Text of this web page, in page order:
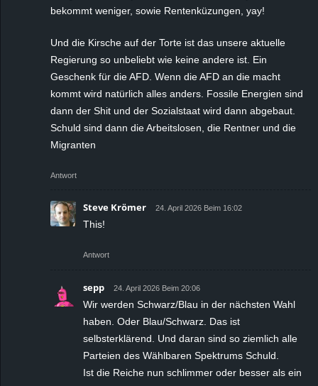
bekommt weniger, sowie Rentenküzungen, yay!
Und die Kirsche auf der Torte ist das unsere aktuelle
Regierung so unbeliebt wie keine andere ist. Ein
Geschenk für die AFD. Wenn die AFD an die macht
kommt wird natürlich alles anders. Fossile Energien sind
dann der Shit und der Sozialstaat wird dann abgebaut.
Schuld sind dann die Arbeitslosen, die Rentner und die
Migranten
Antwort
Steve Krömer 24. April 2026 Beim 16:02
This!
Antwort
sepp 24. April 2026 Beim 20:06
Wir werden Schwarz/Blau in der nächsten Wahl
haben. Oder Blau/Schwarz. Das ist
selbsterklärend. Und daran sind so ziemlich alle
Parteien des Wählbaren Spektrums Schuld.
Ist die Reiche nun schlimmer oder besser als ein